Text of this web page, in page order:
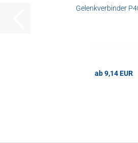
Gelenkverbinder
ab 9,14 EUR